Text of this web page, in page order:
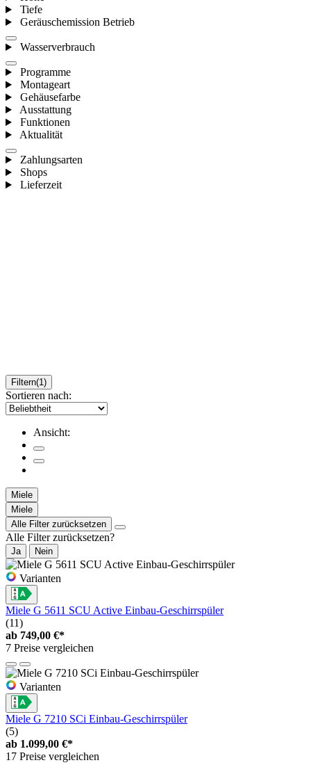
Tiefe
Geräuschemission Betrieb
Wasserverbrauch
Programme
Montageart
Gehäusefarbe
Ausstattung
Funktionen
Aktualität
Zahlungsarten
Shops
Lieferzeit
Filtern(1)
Sortieren nach:
Ansicht:
Miele
Miele
Alle Filter zurücksetzen
Alle Filter zurücksetzen?
Ja Nein
Varianten
Miele G 5611 SCU Active Einbau-Geschirrspüler
(11)
ab 749,00 €*
7 Preise vergleichen
Varianten
Miele G 7210 SCi Einbau-Geschirrspüler
(5)
ab 1.099,00 €*
17 Preise vergleichen